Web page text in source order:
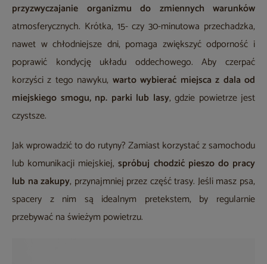
przyzwyczajanie organizmu do zmiennych warunków
atmosferycznych. Krótka, 15- czy 30-minutowa przechadzka,
nawet w chłodniejsze dni, pomaga zwiększyć odporność i
poprawić kondycję układu oddechowego. Aby czerpać
korzyści z tego nawyku, warto wybierać miejsca z dala od
miejskiego smogu, np. parki lub lasy, gdzie powietrze jest
czystsze.
Jak wprowadzić to do rutyny? Zamiast korzystać z samochodu
lub komunikacji miejskiej,spróbuj chodzić pieszo do pracy
lub na zakupy, przynajmniej przez część trasy. Jeśli masz psa,
spacery z nim są idealnym pretekstem, by regularnie
przebywać na świeżym powietrzu.